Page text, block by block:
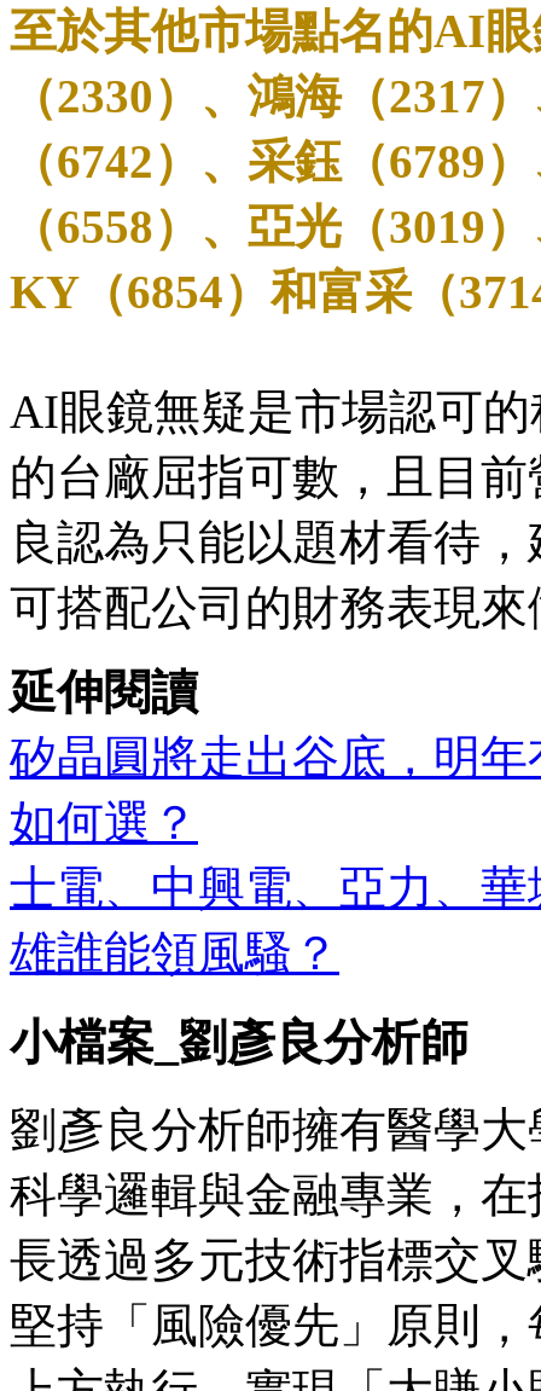
至於其他市場點名的AI
（2330）、鴻海（2317
（6742）、采鈺（6789
（6558）、亞光（3019
KY（6854）和富采（
AI眼鏡無疑是市場認可
的台廠屈指可數，且目
良認為只能以題材看待
可搭配公司的財務表現
延伸閱讀
矽晶圓將走出谷底，明
如何選？
士電、中興電、亞力、
雄誰能領風騷？
小檔案_劉彥良分析師
劉彥良分析師擁有醫學
科學邏輯與金融專業，
長透過多元技術指標交
堅持「風險優先」原則